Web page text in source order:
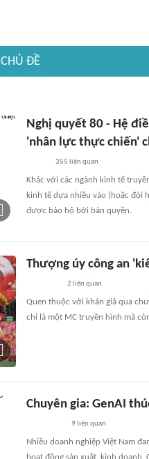
CHỦ ĐỀ
Nghị quyết 80 - Hệ
'nhân lực thực chiến'
355 liên quan
Khác với các ngành kinh tế
kinh tế dựa nhiều vào (hoặc đòi
được bảo hộ bởi bản quyền.
Thượng úy công an
2 liên quan
Quen thuộc với khán giả qua
chỉ là một MC truyền hình mà
Chuyên gia: GenAI
9 liên quan
Nhiều doanh nghiệp Việt Nam